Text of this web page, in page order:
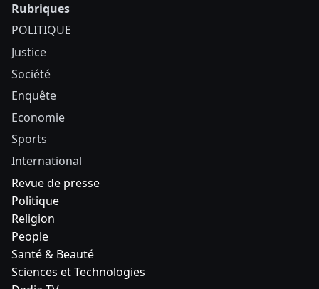
Rubriques
POLITIQUE
Justice
Société
Enquête
Economie
Sports
International
Revue de presse
Politique
Religion
People
Santé & Beauté
Sciences et Technologies